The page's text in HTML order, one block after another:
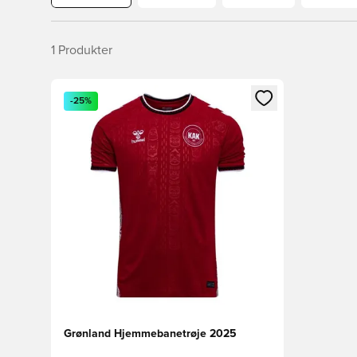
1 Produkter
Åbner en Modal til at logge ind eller tilmelde dig som
-25%
Grønland Hjemmebanetrøje 2025